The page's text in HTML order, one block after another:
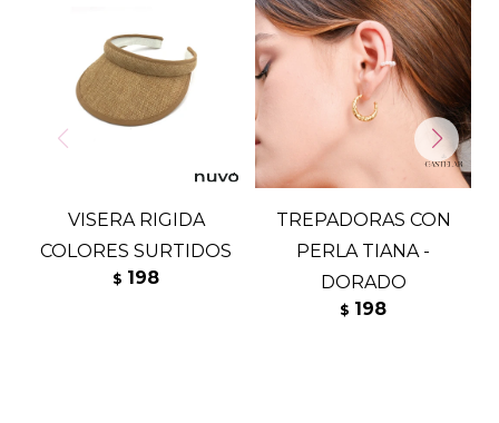
VISERA RIGIDA
COLORES SURTIDOS
$ 198
TREPADORAS CON
PERLA TIANA -
DORADO
$ 198